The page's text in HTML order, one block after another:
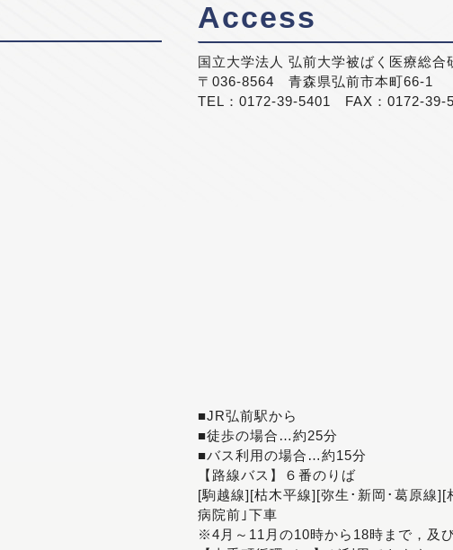
Access
国立大学法人 弘前大学被ばく医療総合
〒036-8564 青森県弘前市本町66-1
TEL：0172-39-5401 FAX：0172-39-
■JR弘前駅から
■徒歩の場合…約25分
■バス利用の場合…約15分
【路線バス】６番のりば
[駒越線][枯木平線][弥生･新岡･葛原線
病院前｣下車
※4月～11月の10時から18時まで，及